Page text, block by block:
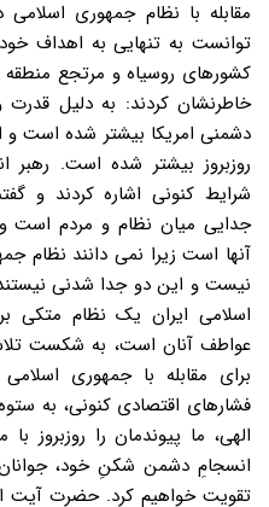
مقابله با نظام جمهوری اسلامی
توانست به تنهایی به اهداف
کشورهای روسیاه و مرتجع
خاطرنشان کردند: به دلیل
دشمنی امریکا بیشتر شده است و
روزبروز بیشتر شده است.
شرایط کنونی اشاره کردند و
جدایی میان نظام و مردم است
آنها است زیرا نمی دانند نظام
نیست و این دو جدا شدنی
اسلامی ایران یک نظام متکی
عواطف آنان است، به شکست
برای مقابله با جمهوری
فشارهای اقتصادی کنونی، به
الهی، ما پیوندمان را روزبروز
انسجامِ دشمن شکنِ خود، جوانان
تقویت خواهیم کرد. حضرت آیت